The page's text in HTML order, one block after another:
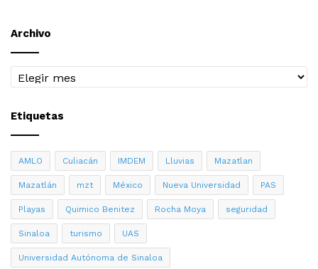
Archivo
Archivo
Etiquetas
AMLO Culiacán IMDEM Lluvias Mazatlan
Mazatlán mzt México Nueva Universidad PAS
Playas Quimico Benitez Rocha Moya seguridad
Sinaloa turismo UAS
Universidad Autónoma de Sinaloa